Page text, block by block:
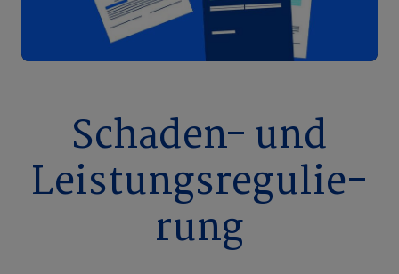
Schaden- und
Leistungsregulie­
rung